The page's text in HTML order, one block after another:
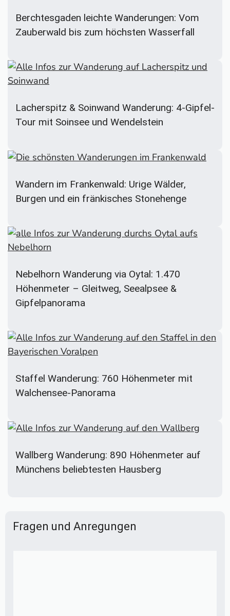
Berchtesgaden leichte Wanderungen: Vom
Zauberwald bis zum höchsten Wasserfall
Lacherspitz & Soinwand Wanderung: 4-Gipfel-
Tour mit Soinsee und Wendelstein
Wandern im Frankenwald: Urige Wälder,
Burgen und ein fränkisches Stonehenge
Nebelhorn Wanderung via Oytal: 1.470
Höhenmeter – Gleitweg, Seealpsee &
Gipfelpanorama
Staffel Wanderung: 760 Höhenmeter mit
Walchensee-Panorama
Wallberg Wanderung: 890 Höhenmeter auf
Münchens beliebtesten Hausberg
Fragen und Anregungen